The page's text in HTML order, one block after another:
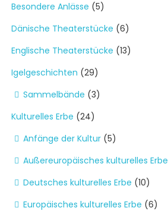
Besondere Anlässe (5)
Dänische Theaterstücke (6)
Englische Theaterstücke (13)
Igelgeschichten (29)
Sammelbände (3)
Kulturelles Erbe (24)
Anfänge der Kultur (5)
Außereuropäisches kulturelles Erbe
Deutsches kulturelles Erbe (10)
Europäisches kulturelles Erbe (6)